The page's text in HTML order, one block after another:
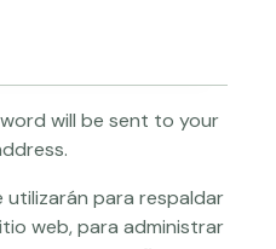
will be sent to your
utilizarán para respaldar
web, para administrar